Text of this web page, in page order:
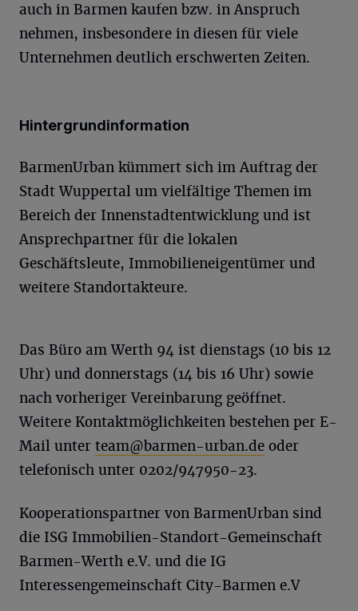
auch in Barmen kaufen bzw. in Anspruch
nehmen, insbesondere in diesen für viele
Unternehmen deutlich erschwerten Zeiten.
Hintergrundinformation
BarmenUrban kümmert sich im Auftrag der
Stadt Wuppertal um vielfältige Themen im
Bereich der Innenstadtentwicklung und ist
Ansprechpartner für die lokalen
Geschäftsleute, Immobilieneigentümer und
weitere Standortakteure.
Das Büro am Werth 94 ist dienstags (10 bis 12
Uhr) und donnerstags (14 bis 16 Uhr) sowie
nach vorheriger Vereinbarung geöffnet.
Weitere Kontaktmöglichkeiten bestehen per E-
Mail unter team@barmen-urban.de oder
telefonisch unter 0202/947950-23.
Kooperationspartner von BarmenUrban sind
die ISG Immobilien-Standort-Gemeinschaft
Barmen-Werth e.V. und die IG
Interessengemeinschaft City-Barmen e.V